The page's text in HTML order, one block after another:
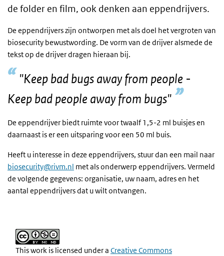
de folder en film, ook denken aan eppendrijvers.
De eppendrijvers zijn ontworpen met als doel het vergroten van
biosecurity bewustwording. De vorm van de drijver alsmede de
tekst op de drijver dragen hieraan bij.
"Keep bad bugs away from people -
Keep bad people away from bugs"
De eppendrijver biedt ruimte voor twaalf 1,5-2 ml buisjes en
daarnaast is er een uitsparing voor een 50 ml buis.
Heeft u interesse in deze eppendrijvers, stuur dan een mail naar
biosecurity@rivm.nl met als onderwerp eppendrijvers. Vermeld
de volgende gegevens: organisatie, uw naam, adres en het
aantal eppendrijvers dat u wilt ontvangen.
This work is licensed under a Creative Commons